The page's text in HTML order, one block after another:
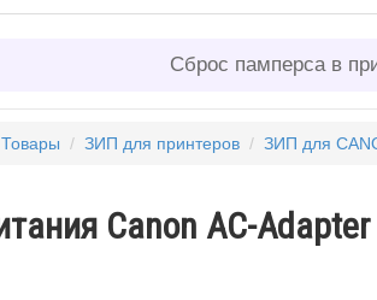
Сброс памперса в
Товары / ЗИП для принтеров/ ЗИП для
Canon AC-